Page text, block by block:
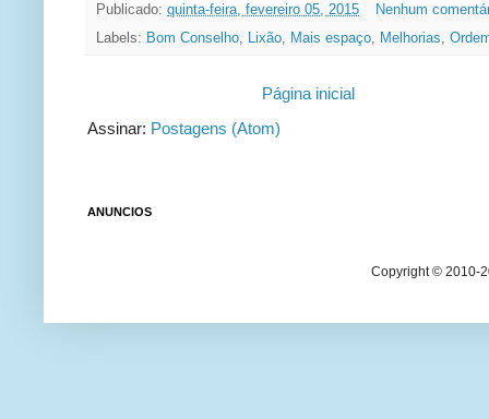
Publicado: quinta-feira, fevereiro 05, 2015
Nenhum
Labels: Bom Conselho, Lixão, Mais espaço, Melhorias,
Página inicial
Assinar: Postagens (Atom)
ANUNCIOS
Copyright © 2010-